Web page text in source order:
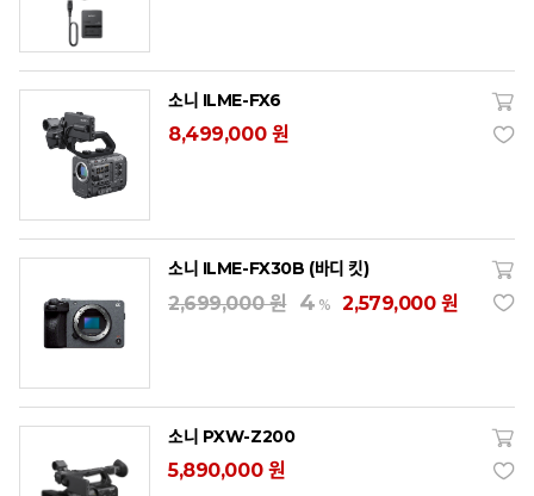
소니 ILME-FX6
8,499,000 원
소니 ILME-FX30B (바디 킷)
2,699,000 원 4 % 2,579,000 원
소니 PXW-Z200
5,890,000 원